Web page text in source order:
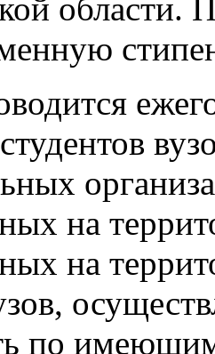
области.
на
на
по